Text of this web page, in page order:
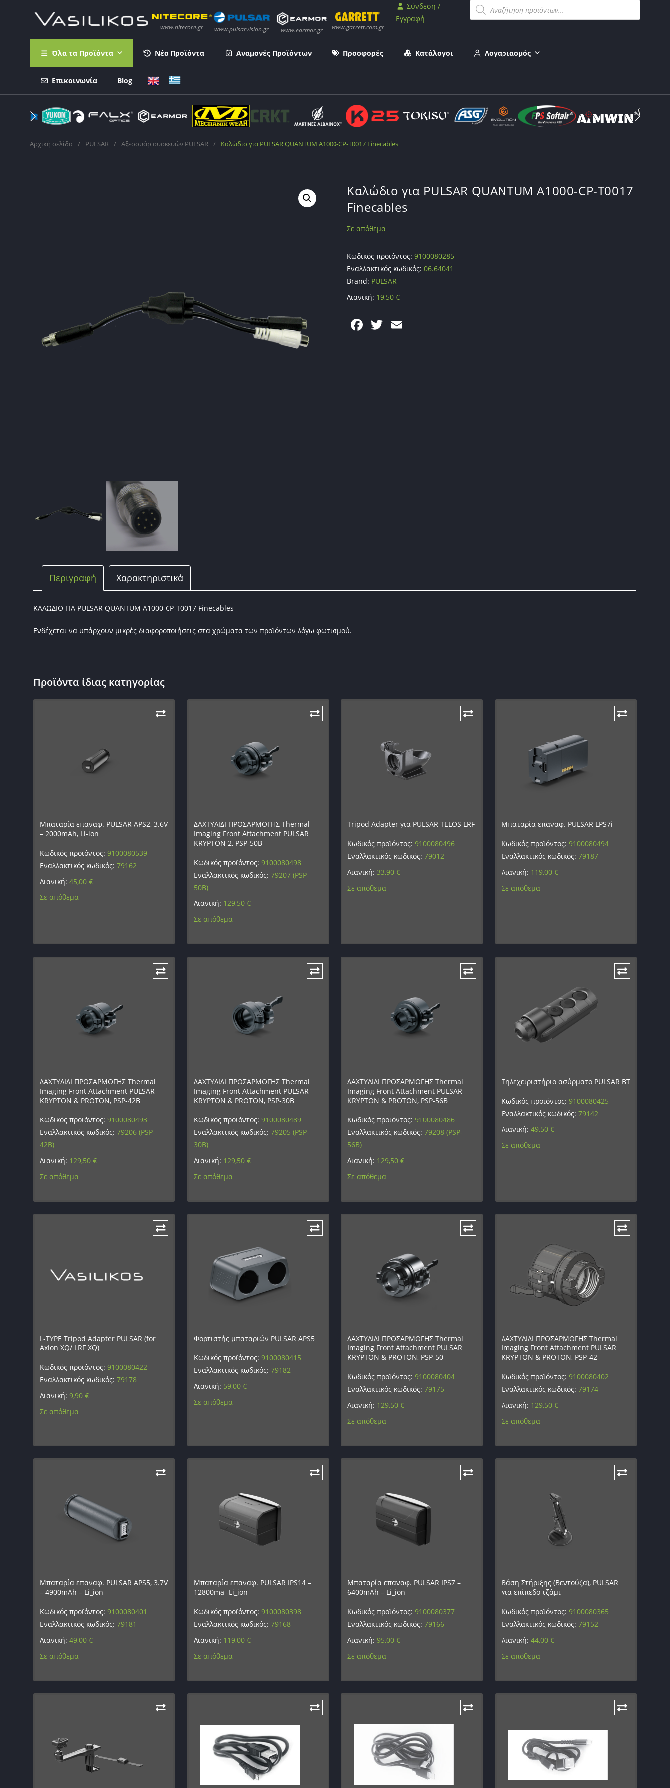
Σύνδεση /
Εγγραφή
Όλα τα Προϊόντα Νέα Προϊόντα Αναμονές Προϊόντων Προσφορές Κατάλογοι Λογαριασμός
Επικοινωνία Blog
Αρχική σελίδα / PULSAR / Αξεσουάρ συσκευών PULSAR / Καλώδιο για PULSAR QUANTUM A1000-CP-T0017 Finecables
Καλώδιο για PULSAR QUANTUM A1000-CP-T0017
Finecables
Σε απόθεμα
Κωδικός προϊόντος:9100080285
Εναλλακτικός κωδικός:06.64041
Brand: PULSAR
Λιανική: 19,50€
F T
Περιγραφή Χαρακτηριστικά
ΚΑΛΩΔΙΟ ΓΙΑ PULSAR QUANTUM A1000-CP-T0017 Finecables
Ενδέχεται να υπάρχουν μικρές διαφοροποιήσεις στα χρώματα των προϊόντων λόγω φωτισμού.
Προϊόντα ίδιας κατηγορίας
Μπαταρία επαναφ. PULSAR APS2, 3.6V
– 2000mAh, Li-ion
Κωδικός προϊόντος:9100080539
Εναλλακτικός κωδικός:79162
Λιανική:45,00€
Σε απόθεμα
ΔΑΧΤΥΛΙΔΙ ΠΡΟΣΑΡΜΟΓΗΣ Thermal
Imaging Front Attachment PULSAR
KRYPTON 2, PSP-50B
Κωδικός προϊόντος: 9100080498
Εναλλακτικός κωδικός: 79207 (PSP-
50B)
Λιανική: 129,50 €
Σε απόθεμα
Tripod Adapter για PULSAR TELOS LRF
Κωδικός προϊόντος:9100080496
Εναλλακτικός κωδικός:79012
Λιανική: 33,90€
Σε απόθεμα
Μπαταρία επαναφ. PULSAR LPS7i
Κωδικός προϊόντος: 9100080494
Εναλλακτικός κωδικός: 79187
Λιανική: 119,00 €
Σε απόθεμα
ΔΑΧΤΥΛΙΔΙ ΠΡΟΣΑΡΜΟΓΗΣ Thermal
Imaging Front Attachment PULSAR
KRYPTON & PROTON, PSP-42B
Κωδικός προϊόντος:9100080493
Εναλλακτικός κωδικός:79206 (PSP-
42B)
Λιανική: 129,50€
Σε απόθεμα
ΔΑΧΤΥΛΙΔΙ ΠΡΟΣΑΡΜΟΓΗΣ Thermal
Imaging Front Attachment PULSAR
KRYPTON & PROTON, PSP-30B
Κωδικός προϊόντος: 9100080489
Εναλλακτικός κωδικός: 79205 (PSP-
30B)
Λιανική: 129,50 €
Σε απόθεμα
ΔΑΧΤΥΛΙΔΙ ΠΡΟΣΑΡΜΟΓΗΣ Thermal
Imaging Front Attachment PULSAR
KRYPTON & PROTON, PSP-56B
Κωδικός προϊόντος:9100080486
Εναλλακτικός κωδικός:79208 (PSP-
56B)
Λιανική: 129,50€
Σε απόθεμα
Τηλεχειριστήριο ασύρματο PULSAR BT
Κωδικός προϊόντος: 9100080425
Εναλλακτικός κωδικός: 79142
Λιανική: 49,50 €
Σε απόθεμα
L-TYPE Tripod Adapter PULSAR (for
Axion XQ/ LRF XQ)
Κωδικός προϊόντος:9100080422
Εναλλακτικός κωδικός:79178
Λιανική:9,90€
Σε απόθεμα
Φορτιστής μπαταριών PULSAR APS5
Κωδικός προϊόντος: 9100080415
Εναλλακτικός κωδικός: 79182
Λιανική: 59,00 €
Σε απόθεμα
ΔΑΧΤΥΛΙΔΙ ΠΡΟΣΑΡΜΟΓΗΣ Thermal
Imaging Front Attachment PULSAR
KRYPTON & PROTON, PSP-50
Κωδικός προϊόντος:9100080404
Εναλλακτικός κωδικός:79175
Λιανική: 129,50€
Σε απόθεμα
ΔΑΧΤΥΛΙΔΙ ΠΡΟΣΑΡΜΟΓΗΣ Thermal
Imaging Front Attachment PULSAR
KRYPTON & PROTON, PSP-42
Κωδικός προϊόντος: 9100080402
Εναλλακτικός κωδικός: 79174
Λιανική: 129,50 €
Σε απόθεμα
Μπαταρία επαναφ. PULSAR APS5, 3.7V
– 4900mAh – Li_ion
Κωδικός προϊόντος:9100080401
Εναλλακτικός κωδικός:79181
Λιανική:49,00€
Σε απόθεμα
Μπαταρία επαναφ. PULSAR IPS14 –
12800ma -Li_ion
Κωδικός προϊόντος: 9100080398
Εναλλακτικός κωδικός: 79168
Λιανική: 119,00 €
Σε απόθεμα
Μπαταρία επαναφ. PULSAR IPS7 –
6400mAh – Li_ion
Κωδικός προϊόντος:9100080377
Εναλλακτικός κωδικός:79166
Λιανική:95,00€
Σε απόθεμα
Βάση Στήριξης (Βεντούζα), PULSAR
για επίπεδο τζάμι
Κωδικός προϊόντος: 9100080365
Εναλλακτικός κωδικός: 79152
Λιανική: 44,00 €
Σε απόθεμα